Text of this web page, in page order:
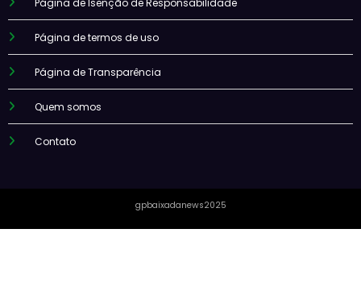
Página de termos de uso
Página de Transparência
Quem somos
Contato
gpbaixadanews2025